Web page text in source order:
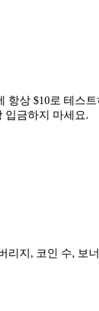
항상 $10로 테스트
입금하지 마세요.
지, 코인 수,